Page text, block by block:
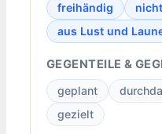
freihändig
aus Lust und
GEGENTEILE &
geplant
gezielt